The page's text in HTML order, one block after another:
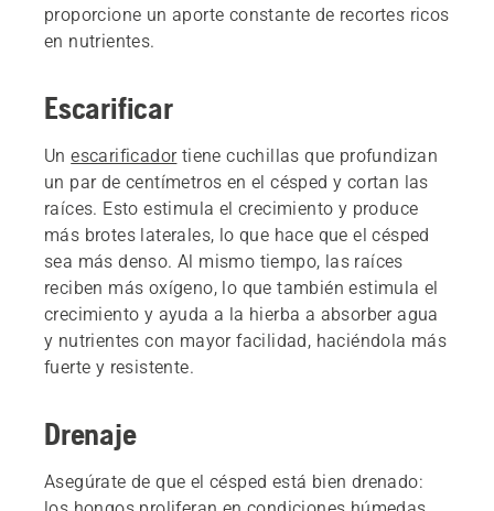
proporcione un aporte constante de recortes ricos
en nutrientes.
Escarificar
Unescarificadortiene cuchillas que profundizan
un par de centímetros en el césped y cortan las
raíces. Esto estimula el crecimiento y produce
más brotes laterales, lo que hace que el césped
sea más denso. Al mismo tiempo, las raíces
reciben más oxígeno, lo que también estimula el
crecimiento y ayuda a la hierba a absorber agua
y nutrientes con mayor facilidad, haciéndola más
fuerte y resistente.
Drenaje
Asegúrate de que el césped está bien drenado: